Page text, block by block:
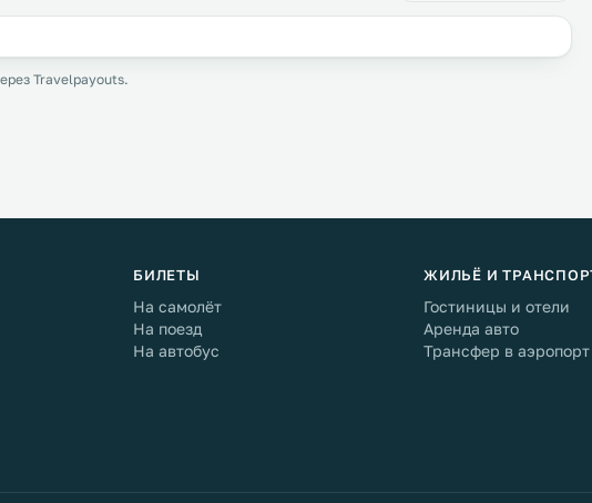
Travelpayouts.
БИЛЕТЫ
На самолёт
На поезд
На автобус
ЖИЛЬЁ И
Гостиницы и отели
Аренда авто
Трансфер в аэропорт